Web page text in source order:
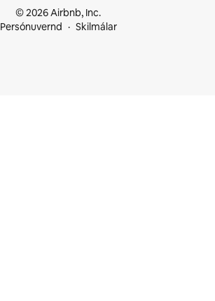
© 2026 Airbnb, Inc.
Persónuvernd
Skilmálar